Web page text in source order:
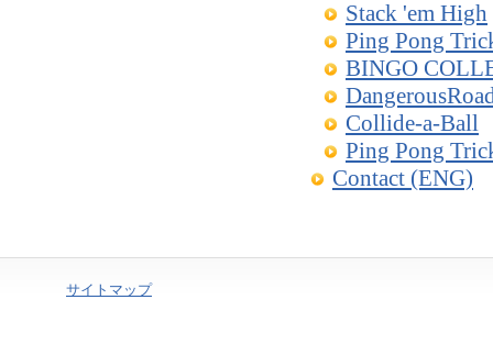
Stack 'em High
Ping Pong
BINGO
Collide-a-Ball
Ping Pong
Contact (ENG)
サイトマップ